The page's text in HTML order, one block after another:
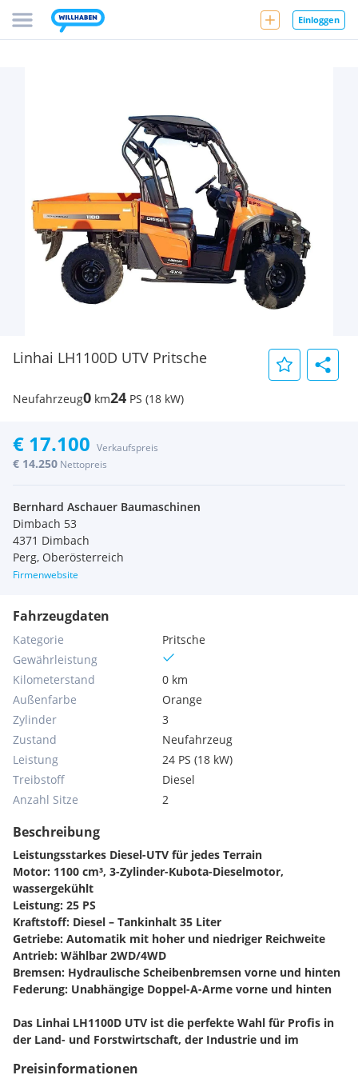
Einloggen
Linhai LH1100D UTV Pritsche
Neufahrzeug0 km24 PS (18 kW)
€ 17.100 Verkaufspreis
€ 14.250 Nettopreis
Bernhard Aschauer Baumaschinen
Dimbach 53
4371 Dimbach
Perg, Oberösterreich
Firmenwebsite
Fahrzeugdaten
Kategorie
Pritsche
Gewährleistung
Kilometerstand
0 km
Außenfarbe
Orange
Zylinder
3
Zustand
Neufahrzeug
Leistung
24 PS (18 kW)
Treibstoff
Diesel
Anzahl Sitze
2
Beschreibung
Leistungsstarkes Diesel-UTV für jedes Terrain
Motor: 1100 cm³, 3-Zylinder-Kubota-Dieselmotor,
wassergekühlt
Leistung: 25 PS
Kraftstoff: Diesel – Tankinhalt 35 Liter
Getriebe: Automatik mit hoher und niedriger Reichweite
Antrieb: Wählbar 2WD/4WD
Bremsen: Hydraulische Scheibenbremsen vorne und hinten
Federung: Unabhängige Doppel-A-Arme vorne und hinten
Das Linhai LH1100D UTV ist die perfekte Wahl für Profis in
der Land- und Forstwirtschaft, der Industrie und im
Preisinformationen